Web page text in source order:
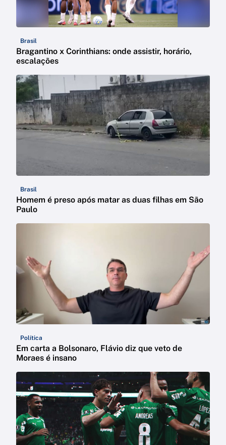
Brasil
Bragantino x Corinthians: onde assistir, horário,
escalações
Brasil
Homem é preso após matar as duas filhas em São
Paulo
Política
Em carta a Bolsonaro, Flávio diz que veto de
Moraes é insano